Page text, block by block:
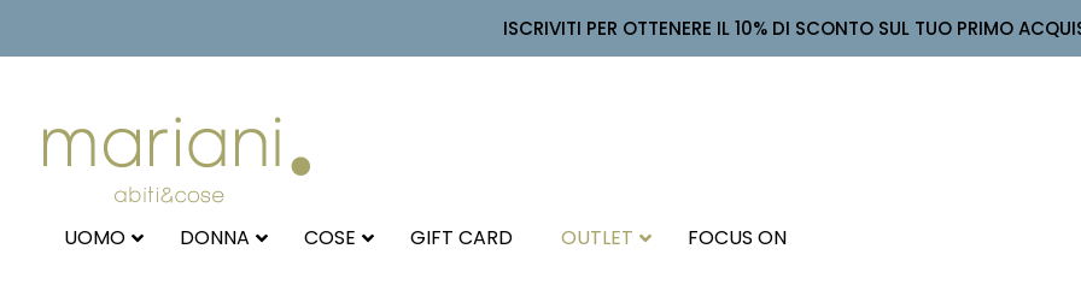
ISCRIVITI PER OTTENERE IL 10% DI SCONTO SUL TUO PRIMO
UOMO DONNA COSE GIFT CARD OUTLET FOCUS ON